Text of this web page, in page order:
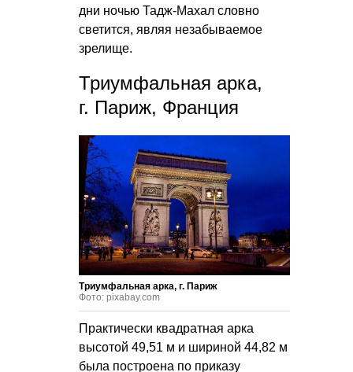
дни ночью Тадж-Махал словно
светится, являя незабываемое
зрелище.
Триумфальная арка,
г. Париж, Франция
Триумфальная арка, г. Париж
Фото: pixabay.com
Практически квадратная арка
высотой 49,51 м и шириной 44,82 м
была построена по приказу